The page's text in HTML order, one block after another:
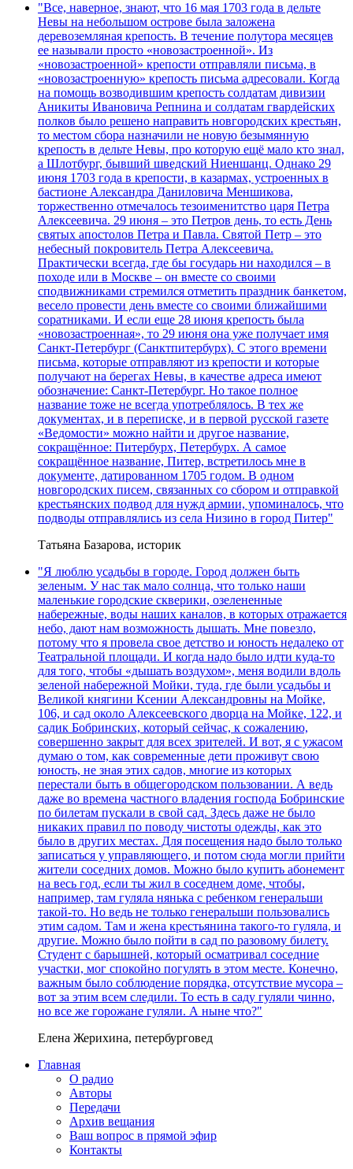
"Все, наверное, знают, что 16 мая 1703 года в дельте
Невы на небольшом острове была заложена
деревоземляная крепость. В течение полутора месяцев
ее называли просто «новозастроенной». Из
«новозастроенной» крепости отправляли письма, в
«новозастроенную» крепость письма адресовали. Когда
на помощь возводившим крепость солдатам дивизии
Аникиты Ивановича Репнина и солдатам гвардейских
полков было решено направить новгородских крестьян,
то местом сбора назначили не новую безымянную
крепость в дельте Невы, про которую ещё мало кто знал,
а Шлотбург, бывший шведский Ниеншанц. Однако 29
июня 1703 года в крепости, в казармах, устроенных в
бастионе Александра Даниловича Меншикова,
торжественно отмечалось тезоименитство царя Петра
Алексеевича. 29 июня – это Петров день, то есть День
святых апостолов Петра и Павла. Святой Петр – это
небесный покровитель Петра Алексеевича.
Практически всегда, где бы государь ни находился – в
походе или в Москве – он вместе со своими
сподвижниками стремился отметить праздник банкетом,
весело провести день вместе со своими ближайшими
соратниками. И если еще 28 июня крепость была
«новозастроенная», то 29 июня она уже получает имя
Санкт-Петербург (Санктпитербурх). С этого времени
письма, которые отправляют из крепости и которые
получают на берегах Невы, в качестве адреса имеют
обозначение: Санкт-Петербург. Но такое полное
название тоже не всегда употреблялось. В тех же
документах, и в переписке, и в первой русской газете
«Ведомости» можно найти и другое название,
сокращённое: Питербурх, Петербурх. А самое
сокращённое название, Питер, встретилось мне в
документе, датированном 1705 годом. В одном
новгородских писем, связанных со сбором и отправкой
крестьянских подвод для нужд армии, упоминалось, что
подводы отправлялись из села Низино в город Питер"
Татьяна Базарова, историк
"Я люблю усадьбы в городе. Город должен быть
зеленым. У нас так мало солнца, что только наши
маленькие городские скверики, озелененные
набережные, воды наших каналов, в которых отражается
небо, дают нам возможность дышать. Мне повезло,
потому что я провела свое детство и юность недалеко от
Театральной площади. И когда надо было идти куда-то
для того, чтобы «дышать воздухом», меня водили вдоль
зеленой набережной Мойки, туда, где были усадьбы и
Великой княгини Ксении Александровны на Мойке,
106, и сад около Алексеевского дворца на Мойке, 122, и
садик Бобринских, который сейчас, к сожалению,
совершенно закрыт для всех зрителей. И вот, я с ужасом
думаю о том, как современные дети проживут свою
юность, не зная этих садов, многие из которых
перестали быть в общегородском пользовании. А ведь
даже во времена частного владения господа Бобринские
по билетам пускали в свой сад. Здесь даже не было
никаких правил по поводу чистоты одежды, как это
было в других местах. Для посещения надо было только
записаться у управляющего, и потом сюда могли прийти
жители соседних домов. Можно было купить абонемент
на весь год, если ты жил в соседнем доме, чтобы,
например, там гуляла нянька с ребенком генеральши
такой-то. Но ведь не только генеральши пользовались
этим садом. Там и жена крестьянина такого-то гуляла, и
другие. Можно было пойти в сад по разовому билету.
Студент с барышней, который осматривал соседние
участки, мог спокойно погулять в этом месте. Конечно,
важным было соблюдение порядка, отсутствие мусора –
вот за этим всем следили. То есть в саду гуляли чинно,
но все же горожане гуляли. А ныне что?"
Елена Жерихина, петербурговед
Главная
О радио
Авторы
Передачи
Архив вещания
Ваш вопрос в прямой эфир
Контакты